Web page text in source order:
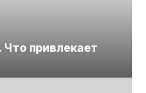
привлекает